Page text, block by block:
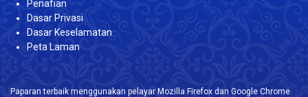
Penafian
Dasar Privasi
Dasar Keselamatan
Peta Laman
Paparan terbaik menggunakan pelayar Mozilla Firefox dan Google Chrome